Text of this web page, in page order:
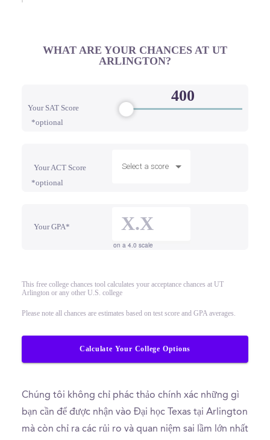
WHAT ARE YOUR CHANCES AT UT
ARLINGTON?
Your SAT Score
*optional
Your ACT Score
*optional
Select a score
Your GPA*
on a 4.0 scale
This free college chances tool calculates your acceptance chances at UT
Arlington or any other U.S. college
Please note all chances are estimates based on test score and GPA averages.
Calculate Your College Options
Chúng tôi không chỉ phác thảo chính xác những gì
bạn cần để được nhận vào Đại học Texas tại Arlington
mà còn chỉ ra các rủi ro và quan niệm sai lầm lớn nhất